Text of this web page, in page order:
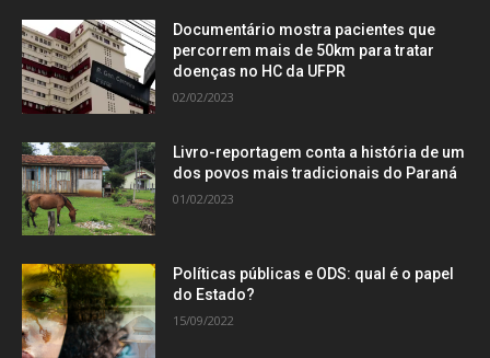
Documentário mostra pacientes que
percorrem mais de 50km para tratar
doenças no HC da UFPR
02/02/2023
Livro-reportagem conta a história de um
dos povos mais tradicionais do Paraná
01/02/2023
Políticas públicas e ODS: qual é o papel
do Estado?
15/09/2022